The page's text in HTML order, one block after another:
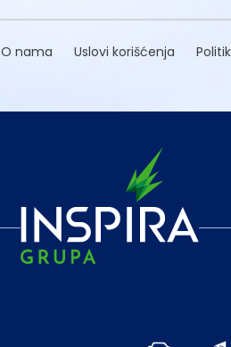
O nama Uslovi korišćenja